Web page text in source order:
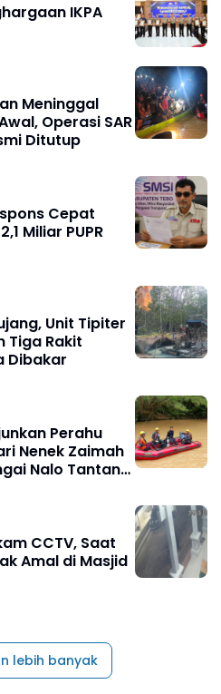
IKPA
Meninggal
Operasi SAR
Ditutup
Cepat
Miliar PUPR
Unit Tipiter
Tiga Rakit
Dibakar
Perahu
Nenek Zaimah
Nalo Tantan
CCTV, Saat
Amal di Masjid
lebih banyak